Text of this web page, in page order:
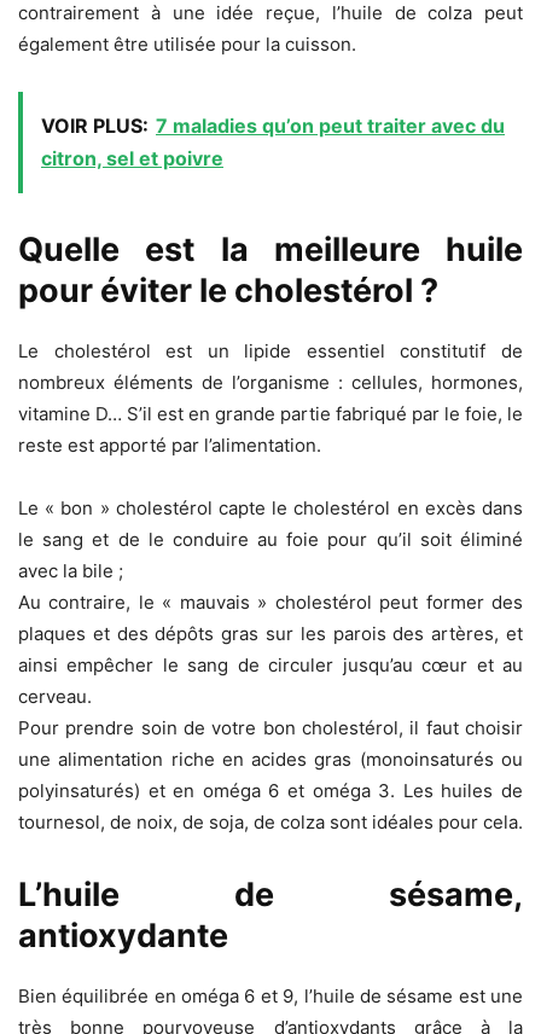
contrairement à une idée reçue, l’huile de colza peut
également être utilisée pour la cuisson.
VOIR PLUS: 7 maladies qu’on peut traiter avec du
citron, sel et poivre
Quelle est la meilleure huile
pour éviter le cholestérol ?
Le cholestérol est un lipide essentiel constitutif de
nombreux éléments de l’organisme : cellules, hormones,
vitamine D… S’il est en grande partie fabriqué par le foie, le
reste est apporté par l’alimentation.
Le « bon » cholestérol capte le cholestérol en excès dans
le sang et de le conduire au foie pour qu’il soit éliminé
avec la bile ;
Au contraire, le « mauvais » cholestérol peut former des
plaques et des dépôts gras sur les parois des artères, et
ainsi empêcher le sang de circuler jusqu’au cœur et au
cerveau.
Pour prendre soin de votre bon cholestérol, il faut choisir
une alimentation riche en acides gras (monoinsaturés ou
polyinsaturés) et en oméga 6 et oméga 3. Les huiles de
tournesol, de noix, de soja, de colza sont idéales pour cela.
L’huile de sésame,
antioxydante
Bien équilibrée en oméga 6 et 9, l’huile de sésame est une
très bonne pourvoyeuse d’antioxydants grâce à la